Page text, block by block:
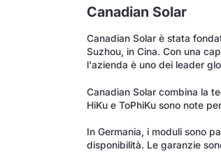
Canadian Solar
Canadian Solar è stata
Suzhou, in Cina. Con una
l'azienda è uno dei leader
Canadian Solar combina la
HiKu e ToPhiKu sono note
In Germania, i moduli sono
disponibilità. Le garanzie